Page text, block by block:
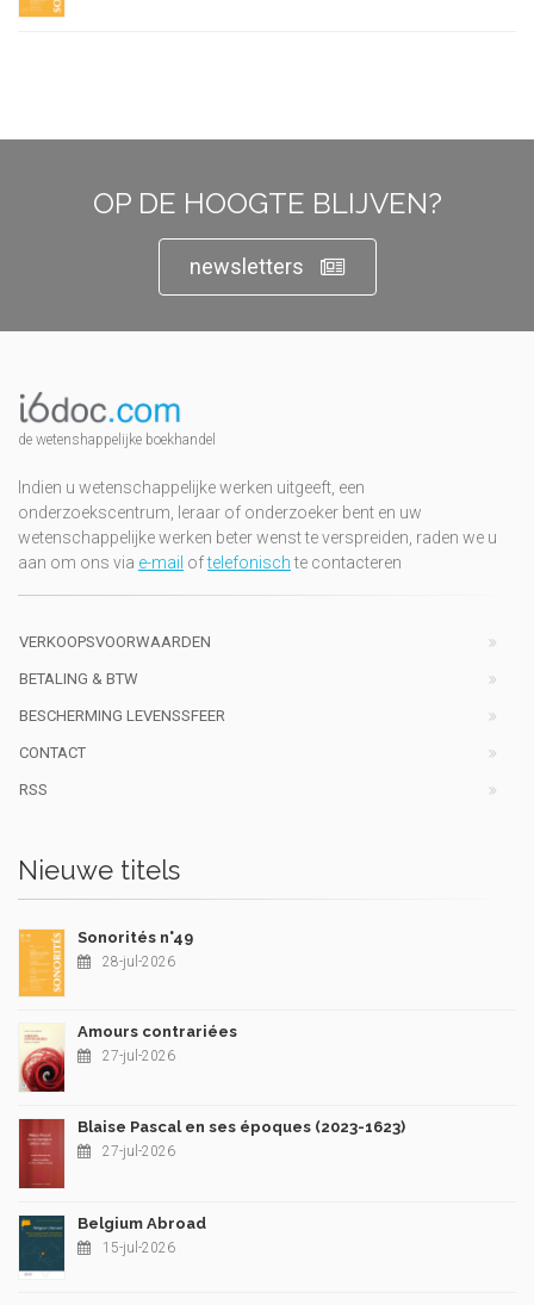
OP DE HOOGTE BLIJVEN?
newsletters
de wetenshappelijke boekhandel
Indien u wetenschappelijke werken uitgeeft, een
onderzoekscentrum, leraar of onderzoeker bent en uw
wetenschappelijke werken beter wenst te verspreiden, raden we u
aan om ons via e-mail oftelefonischte contacteren
VERKOOPSVOORWAARDEN
BETALING & BTW
BESCHERMING LEVENSSFEER
CONTACT
RSS
Nieuwe titels
Sonorités n°49
28-jul-2026
Amours contrariées
27-jul-2026
Blaise Pascal en ses époques (2023-1623)
27-jul-2026
Belgium Abroad
15-jul-2026